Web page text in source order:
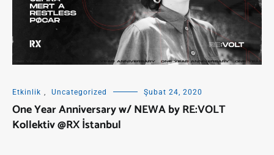
Etkinlik , Uncategorized Şubat 24, 2020
One Year Anniversary w/ NEWA by RE:VOLT
Kollektiv @RX İstanbul